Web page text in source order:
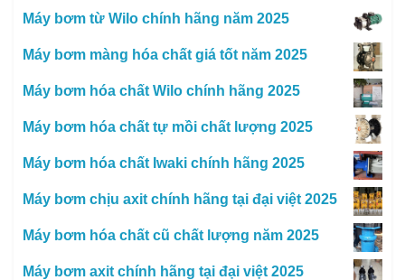
Máy bơm từ Wilo chính hãng năm 2025
Máy bơm màng hóa chất giá tốt năm 2025
Máy bơm hóa chất Wilo chính hãng 2025
Máy bơm hóa chất tự mồi chất lượng 2025
Máy bơm hóa chất Iwaki chính hãng 2025
Máy bơm chịu axit chính hãng tại đại việt 2025
Máy bơm hóa chất cũ chất lượng năm 2025
Máy bơm axit chính hãng tại đại việt 2025